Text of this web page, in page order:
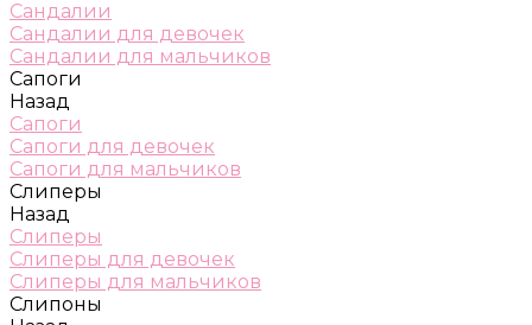
Сандалии
Сандалии для девочек
Сандалии для мальчиков
Сапоги
Назад
Сапоги
Сапоги для девочек
Сапоги для мальчиков
Слиперы
Назад
Слиперы
Слиперы для девочек
Слиперы для мальчиков
Слипоны